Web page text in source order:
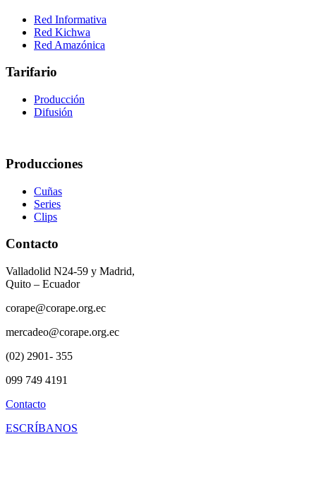
Red Informativa
Red Kichwa
Red Amazónica
Tarifario
Producción
Difusión
Producciones
Cuñas
Series
Clips
Contacto
Valladolid N24-59 y Madrid,
Quito – Ecuador
corape@corape.org.ec
mercadeo@corape.org.ec
(02) 2901- 355
099 749 4191
Contacto
ESCRÍBANOS